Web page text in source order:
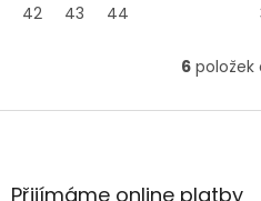
42 43 44
l
6 položek
Z
aPřijímáme online platby